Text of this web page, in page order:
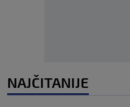
NAJČITANIJE